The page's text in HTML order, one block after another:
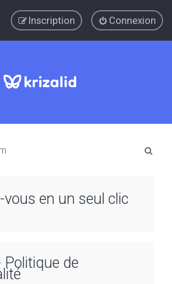
Connexion
Inscription
vous en un seul clic
Politique de